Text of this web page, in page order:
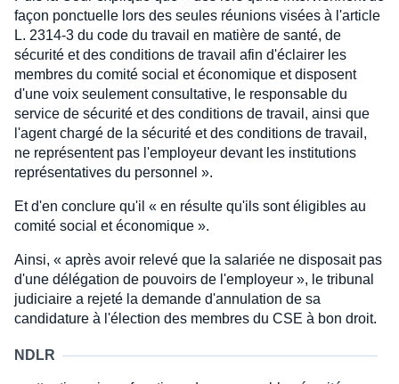
façon ponctuelle lors des seules réunions visées à l'article
L. 2314-3 du code du travail en matière de santé, de
sécurité et des conditions de travail afin d'éclairer les
membres du comité social et économique et disposent
d'une voix seulement consultative, le responsable du
service de sécurité et des conditions de travail, ainsi que
l'agent chargé de la sécurité et des conditions de travail,
ne représentent pas l'employeur devant les institutions
représentatives du personnel ».
Et d'en conclure qu'il « en résulte qu'ils sont éligibles au
comité social et économique ».
Ainsi, « après avoir relevé que la salariée ne disposait pas
d'une délégation de pouvoirs de l'employeur », le tribunal
judiciaire a rejeté la demande d'annulation de sa
candidature à l'élection des membres du CSE à bon droit.
NDLR